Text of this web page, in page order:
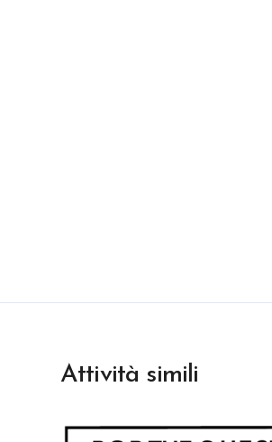
Attività simili